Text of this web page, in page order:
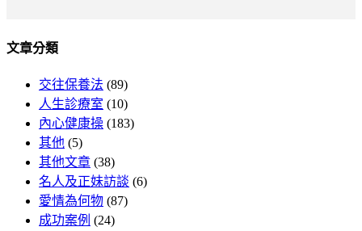
文章分類
交往保養法 (89)
人生診療室 (10)
內心健康操 (183)
其他 (5)
其他文章 (38)
名人及正妹訪談 (6)
愛情為何物 (87)
成功案例 (24)